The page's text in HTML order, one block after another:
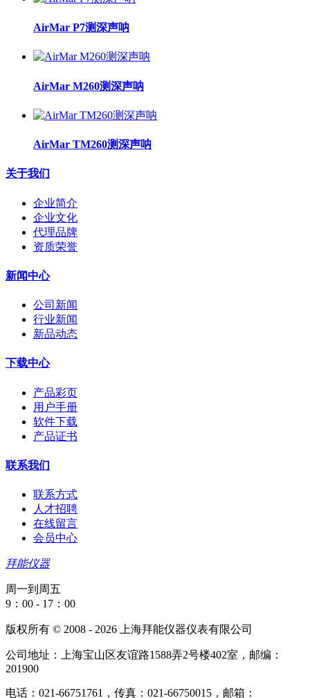
AirMar P7测深声呐
AirMar M260测深声呐
AirMar TM260测深声呐
关于我们
企业简介
企业文化
代理品牌
资质荣誉
新闻中心
公司新闻
行业新闻
新品动态
下载中心
产品彩页
用户手册
软件下载
产品证书
联系我们
联系方式
人才招聘
在线留言
会员中心
拜能仪器
周一到周五
9：00 - 17：00
版权所有 © 2008 - 2026 上海拜能仪器仪表有限公司
公司地址：上海宝山区友谊路1588弄2号楼402室，邮编：
201900
电话：021-66751761，传真：021-66750015，邮箱：